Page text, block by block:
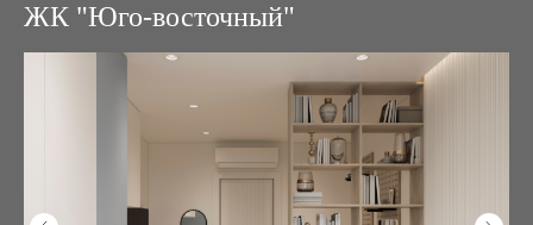
ЖК "Юго-восточный"